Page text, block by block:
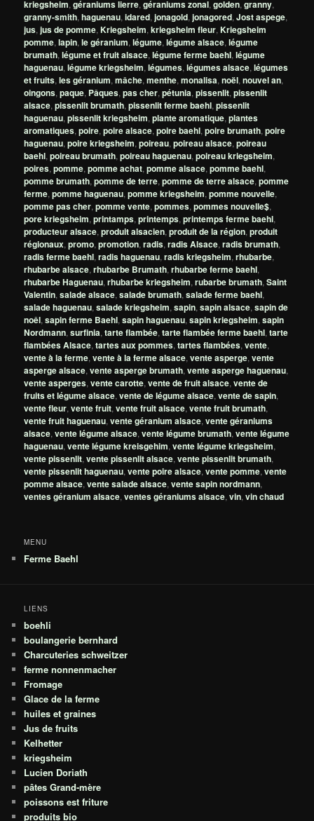
kriegsheim,géraniums lierre,géraniums zonal,golden,granny,
granny-smith,haguenau,idared,jonagold,jonagored,Jost aspege,
jus,jus de pomme,Kriegsheim,kriegsheim fleur,Kriegsheim
pomme,lapin,le géranium,légume,légume alsace,légume
brumath,légume et fruit alsace,légume ferme baehl,légume
haguenau,légume kriegsheim,légumes,légumes alsace,légumes
et fruits,les géranium,mâche,menthe,monalisa,noël,nouvel an,
oingons,paque, Pâques,pas cher,pétunia,pissenlit,pissenlit
alsace,pissenlit brumath,pissenlit ferme baehl,pissenlit
haguenau,pissenlit kriegsheim,plante aromatique,plantes
aromatiques,poire,poire alsace,poire baehl,poire brumath,poire
haguenau,poire kriegsheim,poireau,poireau alsace,poireau
baehl,poireau brumath,poireau haguenau,poireau kriegsheim,
poires,pomme,pomme achat,pomme alsace,pomme baehl,
pomme brumath,pomme de terre,pomme de terre alsace,pomme
ferme,pomme haguenau,pomme kriegsheim,pomme nouvelle,
pomme pas cher,pomme vente,pommes,pommes nouvelle$,
pore kriegsheim,printamps,printemps,printemps ferme baehl,
producteur alsace,produit alsacien,produit de la région,produit
régionaux,promo,promotion,radis,radis Alsace,radis brumath,
radis ferme baehl,radis haguenau,radis kriegsheim,rhubarbe,
rhubarbe alsace,rhubarbe Brumath,rhubarbe ferme baehl,
rhubarbe Haguenau,rhubarbe kriegsheim,rubarbe brumath,Saint
Valentin,salade alsace,salade brumath,salade ferme baehl,
salade haguenau,salade kriegsheim,sapin,sapin alsace,sapin de
noêl,sapin ferme Baehl,sapin haguenau,sapin kriegsheim,sapin
Nordmann,surfinia,tarte flambée,tarte flambée ferme baehl,tarte
flambées Alsace,tartes aux pommes,tartes flambées,vente,
vente à la ferme,vente à la ferme alsace,vente asperge,vente
asperge alsace,vente asperge brumath,vente asperge haguenau,
vente asperges,vente carotte,vente de fruit alsace,vente de
fruits et légume alsace,vente de légume alsace,vente de sapin,
vente fleur,vente fruit,vente fruit alsace,vente fruit brumath,
vente fruit haguenau,vente géranium alsace,vente géraniums
alsace,vente légume alsace,vente légume brumath,vente légume
haguenau,vente légume kreisgehim,vente légume kriegsheim,
vente pissenlit,vente pissenlit alsace,vente pissenlit brumath,
vente pissenlit haguenau,vente poire alsace,vente pomme,vente
pomme alsace,vente salade alsace,vente sapin nordmann,
ventes géranium alsace,ventes géraniums alsace,vin,vin chaud
MENU
Ferme Baehl
LIENS
boehli
boulangerie bernhard
Charcuteries schweitzer
ferme nonnenmacher
Fromage
Glace de la ferme
huiles et graines
Jus de fruits
Kelhetter
kriegsheim
Lucien Doriath
pâtes Grand-mère
poissons est friture
produits bio